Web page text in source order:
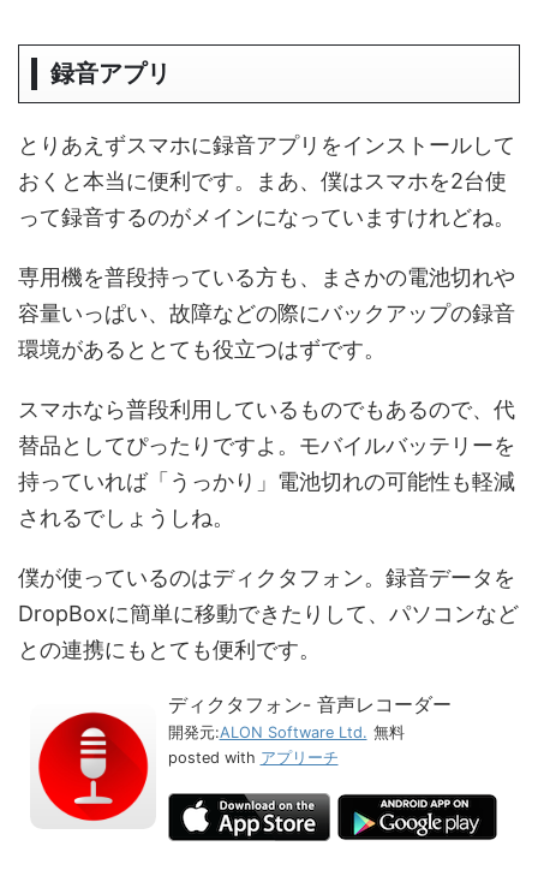
録音アプリ
とりあえずスマホに録音アプリをインストールして
おくと本当に便利です。まあ、僕はスマホを2台使
って録音するのがメインになっていますけれどね。
専用機を普段持っている方も、まさかの電池切れや
容量いっぱい、故障などの際にバックアップの録音
環境があるととても役立つはずです。
スマホなら普段利用しているものでもあるので、代
替品としてぴったりですよ。モバイルバッテリーを
持っていれば「うっかり」電池切れの可能性も軽減
されるでしょうしね。
僕が使っているのはディクタフォン。録音データを
DropBoxに簡単に移動できたりして、パソコンなど
との連携にもとても便利です。
ディクタフォン- 音声レコーダー
開発元:ALON Software Ltd. 無料
posted with アプリーチ